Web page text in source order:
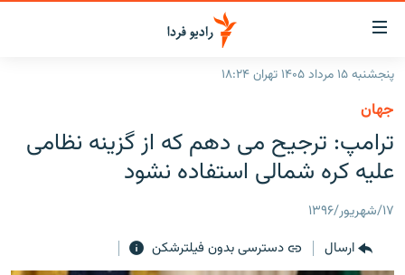
لینک‌های
قابلیت
دسترسی
بازگشت
منوی
اصلی
رفتن
صفحه
جستجو
ایران
جهان
برنامه‌های رادیویی
پادکست
چندرسانه‌ای
پنجشنبه ۱۵ مرداد ۱۴۰۵ تهران ۱۸:۲۴
جهان
ترامپ: ترجیح می دهم که از گزینه نظامی
علیه کره شمالی استفاده نشود
۱۷/شهریور/۱۳۹۶
ارسال
دسترسی بدون فیلترشکن